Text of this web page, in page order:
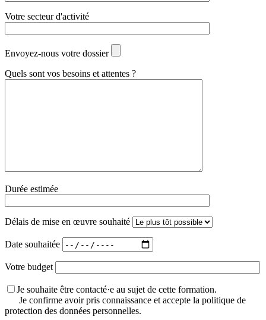
Votre secteur d'activité
Envoyez-nous votre dossier
Quels sont vos besoins et attentes ?
Durée estimée
Délais de mise en œuvre souhaité
Date souhaitée
Votre budget
Je souhaite être contacté·e au sujet de cette formation.
Je confirme avoir pris connaissance et accepte la politique de
protection des données personnelles.